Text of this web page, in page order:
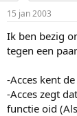
p
s
t
a
r
e
r
15 jan 2003
Ik ben bezig
tegen een
-Acces kent
-Acces zegt
functie oid